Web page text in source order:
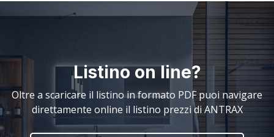
Listino on line?
Oltre a scaricare il listino in formato PDF puoi navigare
direttamente online il listino prezzi di ANTRAX